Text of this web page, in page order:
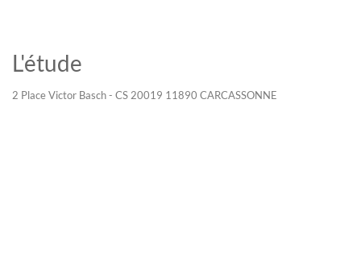
L'étude
2 Place Victor Basch - CS 20019 11890 CARCASSONNE